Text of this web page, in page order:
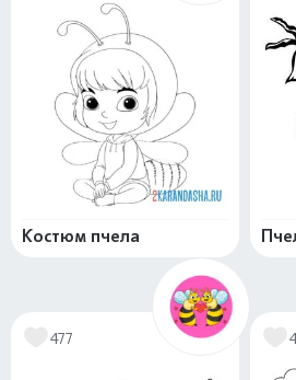
Костюм пчела
477